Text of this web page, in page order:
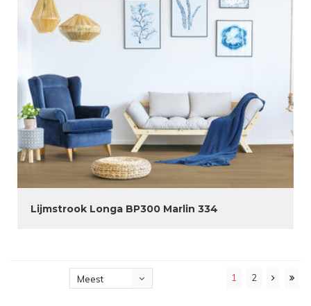
Lijmstrook Longa BP300 Marlin 334
Meest
1 2